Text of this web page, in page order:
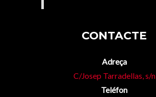
CONTACTE
Adreça
C/Josep Tarradellas, s/n
Teléfon